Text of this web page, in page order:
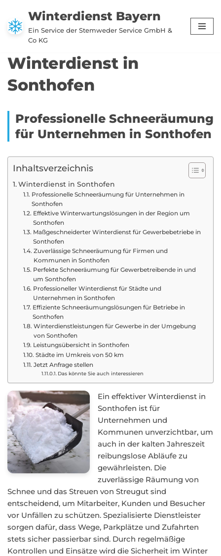
Zum
Inhalt
Winterdienst Bayern
Ein Service der Stemweder Service GmbH &
Co KG
Winterdienst in
Sonthofen
Professionelle Schneeräumung
für Unternehmen in Sonthofen
Inhaltsverzeichnis
Winterdienst in Sonthofen
Professionelle Schneeräumung für Unternehmen in
Sonthofen
Effektive Winterwartungslösungen in der Region um
Sonthofen
Maßgeschneiderter Winterdienst für Gewerbebetriebe in
Sonthofen
Zuverlässige Schneeräumung für Firmen und
Kommunen in Sonthofen
Perfekte Schneeräumung für Gewerbetreibende in und
um Sonthofen
Professioneller Winterdienst für Städte und
Unternehmen in Sonthofen
Effiziente Schneeräumungslösungen für Betriebe in
Sonthofen
Winterdienstleistungen für Gewerbe in der Umgebung
von Sonthofen
Leistungsübersicht in Sonthofen
Städte im Umkreis von 50 km
Jetzt Anfrage stellen
Das könnte Sie auch interessieren
Ein effektiver Winterdienst in
Sonthofen ist für
Unternehmen und
Kommunen unverzichtbar, um
auch in der kalten Jahreszeit
reibungslose Abläufe zu
gewährleisten. Die
zuverlässige Räumung von
Schnee und das Streuen von Streugut sind
entscheidend, um Mitarbeiter, Kunden und Besucher
vor Unfällen zu schützen. Spezialisierte Dienstleister
sorgen dafür, dass Wege, Parkplätze und Zufahrten
stets sicher passierbar sind. Durch regelmäßige
Kontrollen und Einsätze wird die Sicherheit im Winter